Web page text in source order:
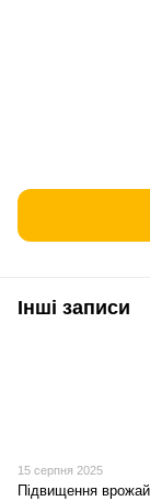
Інші записи
15 серпня 2025
Підвищення